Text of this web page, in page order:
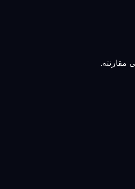
مقارنته.